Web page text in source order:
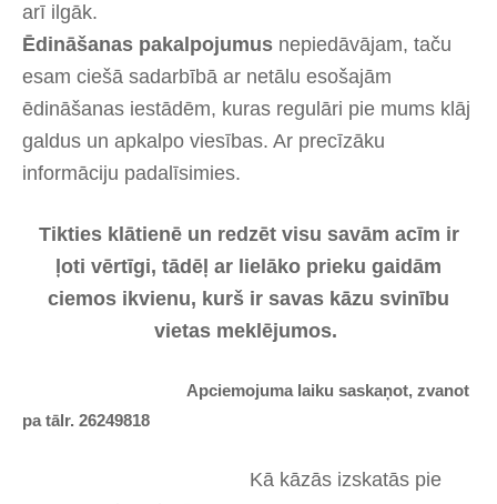
arī ilgāk.
Ēdināšanas pakalpojumus nepiedāvājam, taču
esam ciešā sadarbībā ar netālu esošajām
ēdināšanas iestādēm, kuras regulāri pie mums klāj
galdus un apkalpo viesības. Ar precīzāku
informāciju padalīsimies.
Tikties klātienē un redzēt visu savām acīm ir
ļoti vērtīgi, tādēļ ar lielāko prieku gaidām
ciemos ikvienu, kurš ir savas kāzu svinību
vietas meklējumos.
Apciemojuma laiku saskaņot, zvanot
pa tālr. 26249818
Kā kāzās izskatās pie